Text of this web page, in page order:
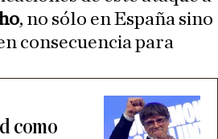
, no sólo en España sino
consecuencia para
como